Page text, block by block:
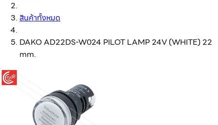
สินค้าทั้งหมด
DAKO AD22DS-W024 PILOT LAMP 24V (WHITE) 22
mm.